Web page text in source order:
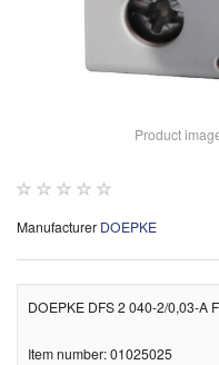
Product
Manufacturer DOEPKE
DOEPKE DFS 2 040-2/0,03-A
Item number: 01025025